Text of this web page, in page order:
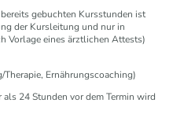
gebuchten Kursstunden ist
der Kursleitung und nur in
Vorlage eines ärztlichen Attests)
Ernährungscoaching)
24 Stunden vor dem Termin wird